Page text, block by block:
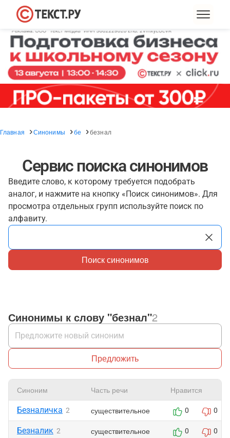
Главная Синонимы бе безнал
Сервис поиска синонимов
Введите слово, к которому требуется подобрать
аналог, и нажмите на кнопку «Поиск синонимов». Для
просмотра отдельных групп используйте поиск по
алфавиту.
Поиск синонимов
Синонимы к слову "безнал"2
Предложить
Синоним Часть речи Нравится
Безналичка 2 существительное 0 0
Безналик 2 существительное 0 0